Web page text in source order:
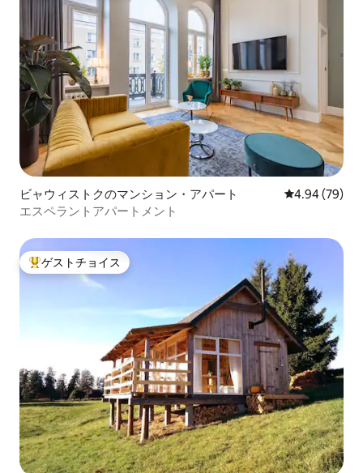
ビャウィストクのマンション・アパート レビュー79
4.94 (79)
エスペラントアパートメント
大好評のゲストチョイスです。
ゲストチョイス